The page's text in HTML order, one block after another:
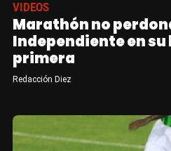
VIDEOS
Marathón no
Independiente en
primera
Redacción Diez